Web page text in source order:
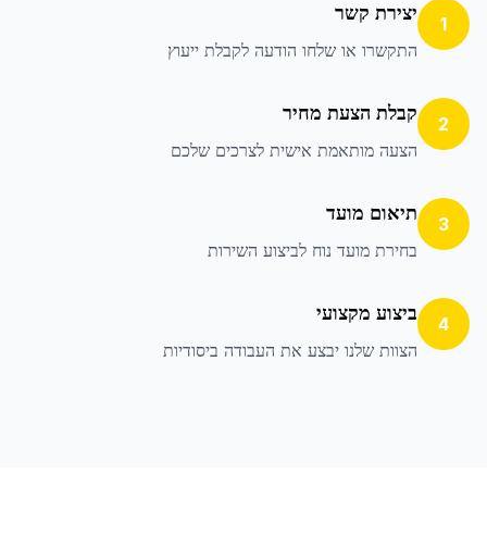
1 יצירת קשר
התקשרו או שלחו הודעה לקבלת ייעוץ
2 קבלת הצעת מחיר
הצעה מותאמת אישית לצרכים שלכם
3 תיאום מועד
בחירת מועד נוח לביצוע השירות
4 ביצוע מקצועי
הצוות שלנו יבצע את העבודה ביסודיות